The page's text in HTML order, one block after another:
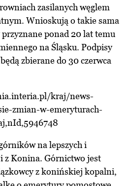
zasilanych węglem
Wnioskują o takie sama
przyznane ponad 20 lat temu
na Śląsku. Podpisy
zbierane do 30 czerwca
kraj/news-
zmian-w-emeryturach-
na lepszych i
i z Konina. Górnictwo jest
z konińskiej kopalni,